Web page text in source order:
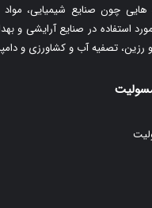
هایی چون صنایع شیمیایی،
استفاده در صنایع آرایشی و
تصفیه آب و کشاورزی و